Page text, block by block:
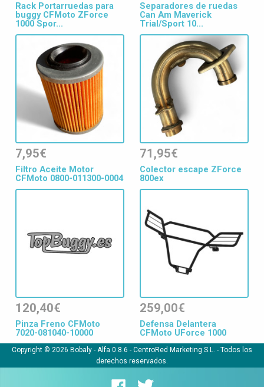
Rack Portarruedas para
buggy CFMoto ZForce
1000 Spor...
Separadores de ruedas
Can Am Maverick
Trial/Sport 10...
7,95€
Filtro Aceite Motor
CFMoto 0800-011300-0004
71,95€
Colector escape ZForce
800ex
120,40€
Pinza Freno CFMoto
7020-081040-10000
259,00€
Defensa Delantera
CFMoto UForce 1000
Copyright © 2026 Bobaly - Alfa 0.8.6 - CentroRed Marketing S.L. - Todos los
derechos reservados.